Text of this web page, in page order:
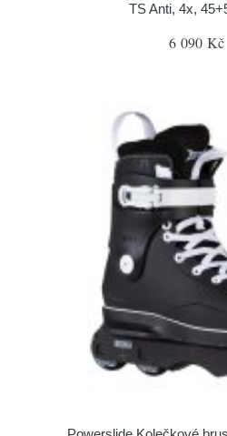
TS Anti, 4x,
6 090 Kč